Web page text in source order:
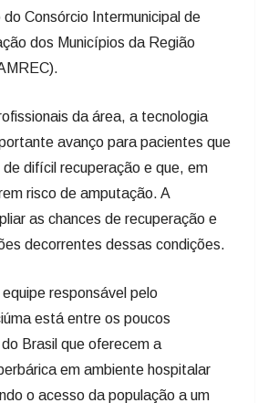
do Consórcio Intermunicipal de
dos Municípios da Região
da área, a tecnologia
avanço para pacientes que
difícil recuperação e que, em
risco de amputação. A
as chances de recuperação e
decorrentes dessas condições.
responsável pelo
está entre os poucos
Brasil que oferecem a
em ambiente hospitalar
o acesso da população a um